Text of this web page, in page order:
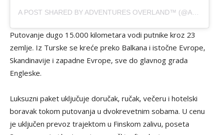
A POST SHARED BY ADVENTURES OVERLAND™ (@ADVENTURESOVERLAND)
Putovanje dugo 15.000 kilometara vodi putnike kroz 23
zemlje. Iz Turske se kreće preko Balkana i istočne Evrope,
Skandinavije i zapadne Evrope, sve do glavnog grada
Engleske.
Luksuzni paket uključuje doručak, ručak, večeru i hotelski
boravak tokom putovanja u dvokrevetnim sobama. U cenu
je uključen prevoz trajektom u Finskom zalivu, poseta